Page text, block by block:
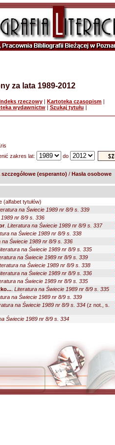
za lata 1989-2012
rzeczowy | Kartoteka czasopism |
wydawnictw| Szukaj tytułu |
zakres lat:
do
szczegółowe (esperanto) / Hasła osobowe
tytułów)
na Świecie 1989 nr 8/9 s. 339
nr 8/9 s. 336
. Literatura na Świecie 1989 nr 8/9 s. 337
na Świecie 1989 nr 8/9 s. 338
na Świecie 1989 nr 8/9 s. 336
na Świecie 1989 nr 8/9 s. 335
na Świecie 1989 nr 8/9 s. 339
na Świecie 1989 nr 8/9 s. 338
na Świecie 1989 nr 8/9 s. 336
na Świecie 1989 nr 8/9 s. 335
Literatura na Świecie 1989 nr 8/9 s. 335
na Świecie 1989 nr 8/9 s. 339
na Świecie 1989 nr 8/9 s. 334 (z not., s.
Świecie 1989 nr 8/9 s. 334